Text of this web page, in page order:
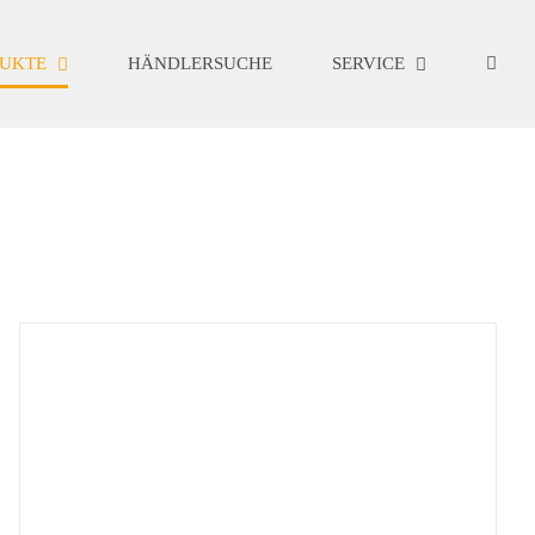
HÄNDLERSUCHE SERVICE